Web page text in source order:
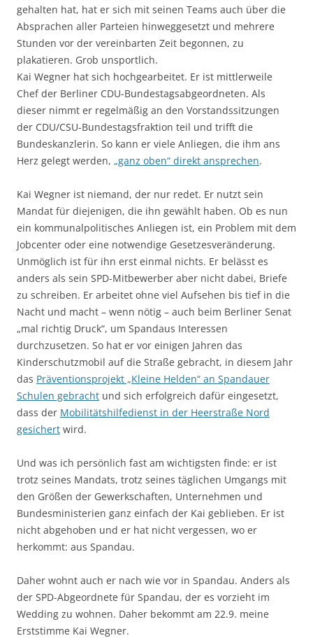
gehalten hat, hat er sich mit seinen Teams auch über die
Absprachen aller Parteien hinweggesetzt und mehrere
Stunden vor der vereinbarten Zeit begonnen, zu
plakatieren. Grob unsportlich.
Kai Wegner hat sich hochgearbeitet. Er ist mittlerweile
Chef der Berliner CDU-Bundestagsabgeordneten. Als
dieser nimmt er regelmäßig an den Vorstandssitzungen
der CDU/CSU-Bundestagsfraktion teil und trifft die
Bundeskanzlerin. So kann er viele Anliegen, die ihm ans
Herz gelegt werden, „ganz oben“ direkt ansprechen.
Kai Wegner ist niemand, der nur redet. Er nutzt sein
Mandat für diejenigen, die ihn gewählt haben. Ob es nun
ein kommunalpolitisches Anliegen ist, ein Problem mit dem
Jobcenter oder eine notwendige Gesetzesveränderung.
Unmöglich ist für ihn erst einmal nichts. Er belässt es
anders als sein SPD-Mitbewerber aber nicht dabei, Briefe
zu schreiben. Er arbeitet ohne viel Aufsehen bis tief in die
Nacht und macht – wenn nötig – auch beim Berliner Senat
„mal richtig Druck“, um Spandaus Interessen
durchzusetzen. So hat er vor einigen Jahren das
Kinderschutzmobil auf die Straße gebracht, in diesem Jahr
das Präventionsprojekt „Kleine Helden“ an Spandauer
Schulen gebracht und sich erfolgreich dafür eingesetzt,
dass der Mobilitätshilfedienst in der Heerstraße Nord
gesichert wird.
Und was ich persönlich fast am wichtigsten finde: er ist
trotz seines Mandats, trotz seines täglichen Umgangs mit
den Größen der Gewerkschaften, Unternehmen und
Bundesministerien ganz einfach der Kai geblieben. Er ist
nicht abgehoben und er hat nicht vergessen, wo er
herkommt: aus Spandau.
Daher wohnt auch er nach wie vor in Spandau. Anders als
der SPD-Abgeordnete für Spandau, der es vorzieht im
Wedding zu wohnen. Daher bekommt am 22.9. meine
Erststimme Kai Wegner.